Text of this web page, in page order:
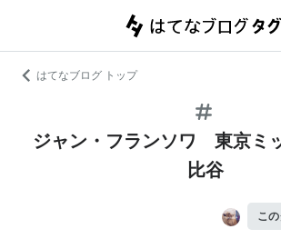
はてなブログ トップ
ジャン・フランソワ 東京ミ
比谷
こ